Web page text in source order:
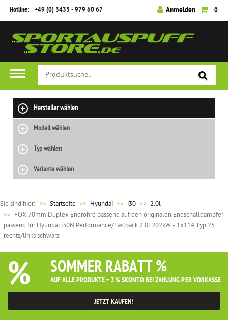
Hotline: +49 (0) 3435 - 979 60 67 Anmelden 0
Hersteller wählen
Modell wählen
Typ wählen
Variante wählen
Sie sind hier: >> Startseite Hyundai i30
2.0l
FOX 70mm Duplex Endrohre passend auf den originalen Endschalldämpfer
passend für Hyundai i30N Performance/Fastback 2.0l 202kW - 1x114 Typ 25
rechts/links schwarz
% SOMMER RABATT %
AUF ALLE PRODUKTE + 3% SKONTO BEI ZAHLUNG PER VORKASSE
JETZT KAUFEN!